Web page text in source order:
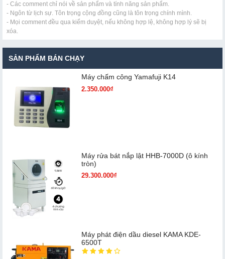
- Các comment chỉ nói về sản phẩm và tính năng sản phẩm.
- Ngôn từ lịch sự. Tôn trọng cộng đồng cũng là tôn trọng chính mình.
- Mọi comment đều qua kiểm duyệt, nếu không hợp lệ, không hợp lý sẽ bị
xóa.
SẢN PHẨM BÁN CHẠY
Máy chấm cô​ng Yamafuji K14
2.350.000₫
Máy rửa bát nắp lật HHB-7000D (ô kính
tròn)
29.300.000₫
Máy phát điện dầu diesel KAMA KDE-
6500T